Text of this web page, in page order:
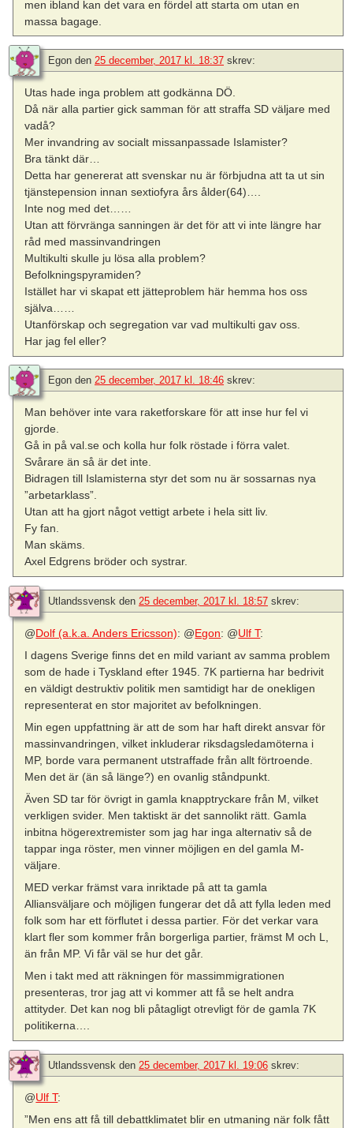
men ibland kan det vara en fördel att starta om utan en
massa bagage.
Egon den 25 december, 2017 kl. 18:37 skrev:
Utas hade inga problem att godkänna DÖ.
Då när alla partier gick samman för att straffa SD väljare med
vadå?
Mer invandring av socialt missanpassade Islamister?
Bra tänkt där…
Detta har genererat att svenskar nu är förbjudna att ta ut sin
tjänstepension innan sextiofyra års ålder(64)….
Inte nog med det……
Utan att förvränga sanningen är det för att vi inte längre har
råd med massinvandringen
Multikulti skulle ju lösa alla problem?
Befolkningspyramiden?
Istället har vi skapat ett jätteproblem här hemma hos oss
själva……
Utanförskap och segregation var vad multikulti gav oss.
Har jag fel eller?
Egon den 25 december, 2017 kl. 18:46 skrev:
Man behöver inte vara raketforskare för att inse hur fel vi
gjorde.
Gå in på val.se och kolla hur folk röstade i förra valet.
Svårare än så är det inte.
Bidragen till Islamisterna styr det som nu är sossarnas nya
”arbetarklass”.
Utan att ha gjort något vettigt arbete i hela sitt liv.
Fy fan.
Man skäms.
Axel Edgrens bröder och systrar.
Utlandssvensk den 25 december, 2017 kl. 18:57 skrev:
@Dolf (a.k.a. Anders Ericsson): @Egon: @Ulf T:
I dagens Sverige finns det en mild variant av samma problem
som de hade i Tyskland efter 1945. 7K partierna har bedrivit
en väldigt destruktiv politik men samtidigt har de onekligen
representerat en stor majoritet av befolkningen.
Min egen uppfattning är att de som har haft direkt ansvar för
massinvandringen, vilket inkluderar riksdagsledamöterna i
MP, borde vara permanent utstraffade från allt förtroende.
Men det är (än så länge?) en ovanlig ståndpunkt.
Även SD tar för övrigt in gamla knapptryckare från M, vilket
verkligen svider. Men taktiskt är det sannolikt rätt. Gamla
inbitna högerextremister som jag har inga alternativ så de
tappar inga röster, men vinner möjligen en del gamla M-
väljare.
MED verkar främst vara inriktade på att ta gamla
Alliansväljare och möjligen fungerar det då att fylla leden med
folk som har ett förflutet i dessa partier. För det verkar vara
klart fler som kommer från borgerliga partier, främst M och L,
än från MP. Vi får väl se hur det går.
Men i takt med att räkningen för massimmigrationen
presenteras, tror jag att vi kommer att få se helt andra
attityder. Det kan nog bli påtagligt otrevligt för de gamla 7K
politikerna….
Utlandssvensk den 25 december, 2017 kl. 19:06 skrev:
@Ulf T:
”Men ens att få till debattklimatet blir en utmaning när folk fått